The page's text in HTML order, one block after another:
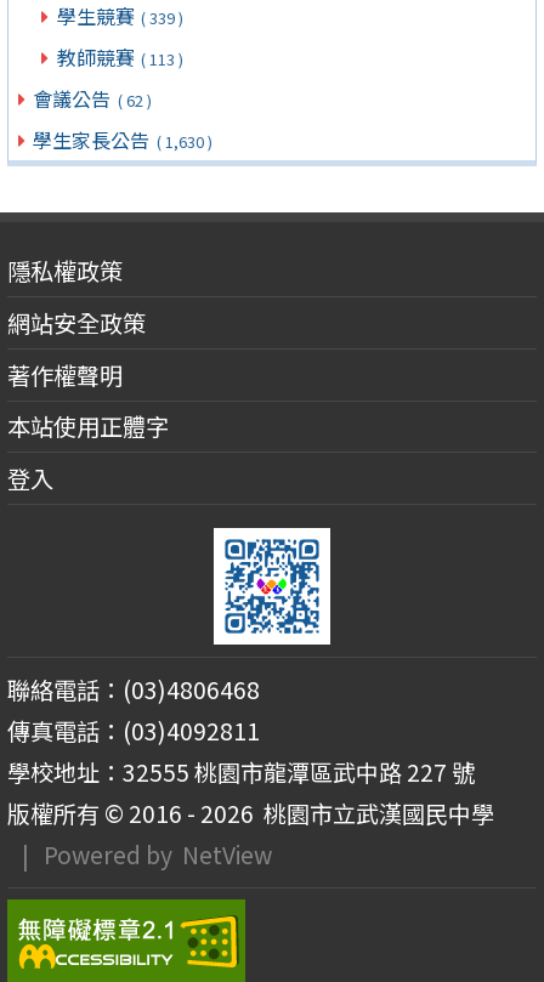
學生競賽 ( 339 )
教師競賽 ( 113 )
會議公告 ( 62 )
學生家長公告 ( 1,630 )
隱私權政策
網站安全政策
著作權聲明
本站使用正體字
登入
聯絡電話：(03)4806468
傳真電話：(03)4092811
學校地址：32555 桃園市龍潭區武中路 227 號
版權所有 © 2016 - 2026 桃園市立武漢國民中學
| Powered by NetView